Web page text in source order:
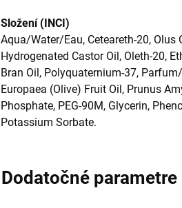
Složení (INCI)
Aqua/Water/Eau, Ceteareth-20,
Hydrogenated Castor Oil, Oleth-20,
Bran Oil, Polyquaternium-37,
Europaea (Olive) Fruit Oil, Prunus
Phosphate, PEG-90M, Glycerin,
Potassium Sorbate.
Dodatočné parametre